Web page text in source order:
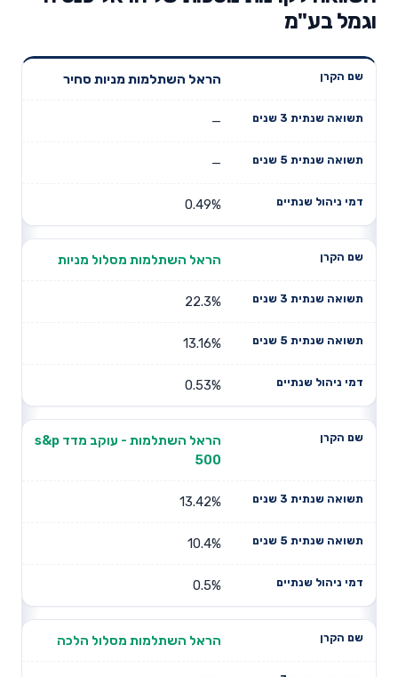
וגמל בע"מ
שנים
תשואה
דמי ניהול
הראל השתלמות מניות סחיר
—
—
0.49%
הראל השתלמות מסלול מניות
22.3%
13.16%
0.53%
הראל השתלמות - עוקב מדד s&p
500
13.42%
10.4%
0.5%
הראל השתלמות מסלול הלכה